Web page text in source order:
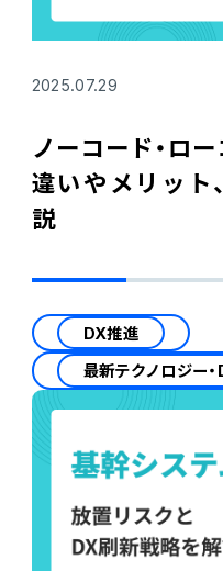
2025.07.29
ノーコード・ロ
違いやメリット
説
DX推進
最新テクノロジー